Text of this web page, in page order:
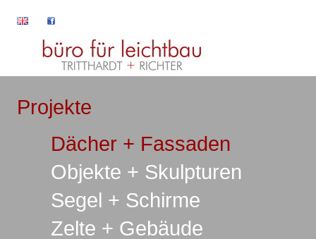
Projekte
Dächer + Fassaden
Objekte + Skulpturen
Segel + Schirme
Zelte + Gebäude